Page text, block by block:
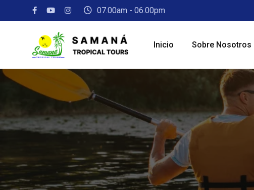
07.00am - 06.00pm
Inicio Sobre Nosotros